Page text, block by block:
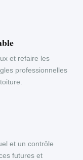
et refaire les
professionnelles
et un contrôle
futures et